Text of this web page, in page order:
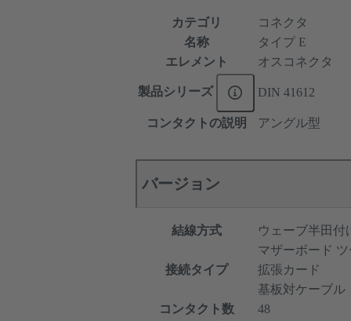
カテゴリ
コネクタ
名称
タイプ E
エレメント
オスコネクタ
製品シリーズ DIN 41612
コンタクトの説明 アングル型
バージョン
結線方式 ウェーブ半田付
接続タイプ
マザーボード
拡張カード
基板対ケーブル
コンタクト数
48